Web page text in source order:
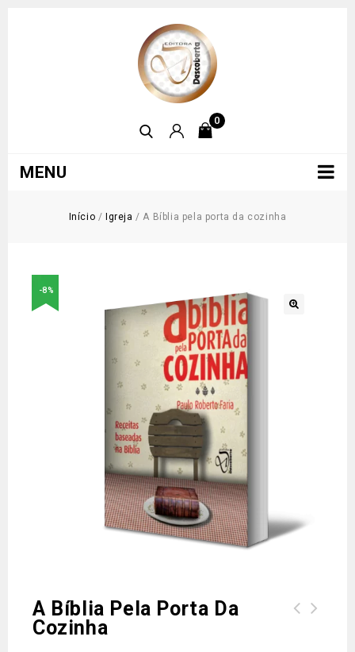
0
MENU
Início / Igreja /A Bíblia pela porta da cozinha
-8%
A Bíblia Pela Porta Da
Cozinha